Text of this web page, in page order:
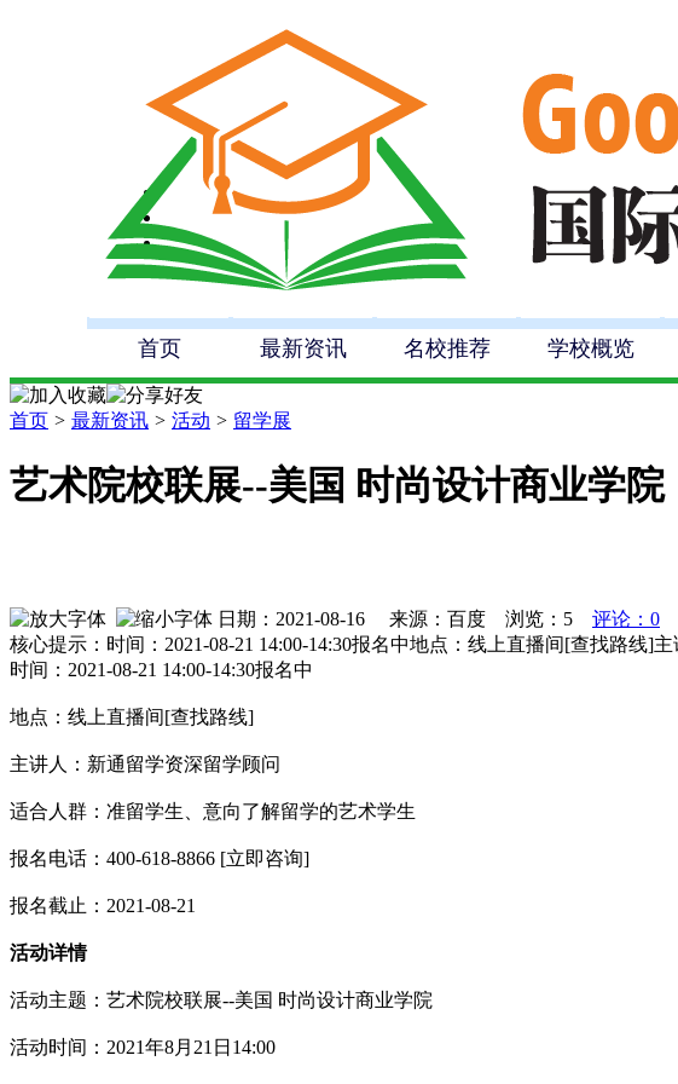
首页 最新资讯 名校推荐 学校概览
首页 > 最新资讯 > 活动 > 留学展
艺术院校联展--美国 时尚设计商业学院
日期：2021-08-16 来源：百度 浏览： 5
评论：0
核心提示：时间：2021-08-21 14:00-14:30报名中地点：线上直播间[查找路线
时间：2021-08-21 14:00-14:30报名中
地点：线上直播间[查找路线]
主讲人：新通留学资深留学顾问
适合人群：准留学生、意向了解留学的艺术学生
报名电话：400-618-8866 [立即咨询]
报名截止：2021-08-21
活动详情
活动主题：艺术院校联展--美国 时尚设计商业学院
活动时间：2021年8月21日14:00